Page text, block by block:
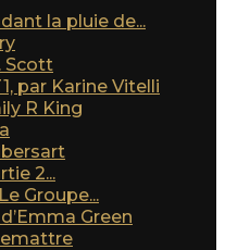
la pluie de...
Scott
par Karine Vitelli
R King
2...
Groupe...
Green